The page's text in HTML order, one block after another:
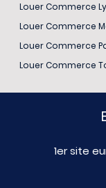
Louer Commerce
Louer Commerce
Louer Commerce
Louer Commerce
1er site